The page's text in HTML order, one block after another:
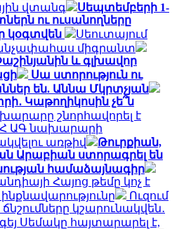
վտանգ
Սեպտեմբերի 1-
ու ուսանողները
կօգտվեն
Սեուտայում
անչափահաս միգրանտ
և գլխավոր
Սա ստորություն ու
են. Աննա Մկրտչյան
Կաթողիկոսին չե՞ն
շնորհավորել է
ԱԳ նախարարի
առթիվ
Թուրքիան,
Արաբիան ստորագրել են
համաձայնագիր
Հայոց թեմը կոչ է
Ուզում
կշարունակվեն․
Սեմակը հայտարարել է,